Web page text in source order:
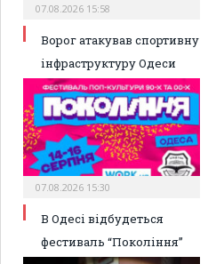
07.08.2026 15:58
Ворог атакував спортивну
інфраструктуру Одеси
07.08.2026 15:30
В Одесі відбудеться
фестиваль “Покоління”